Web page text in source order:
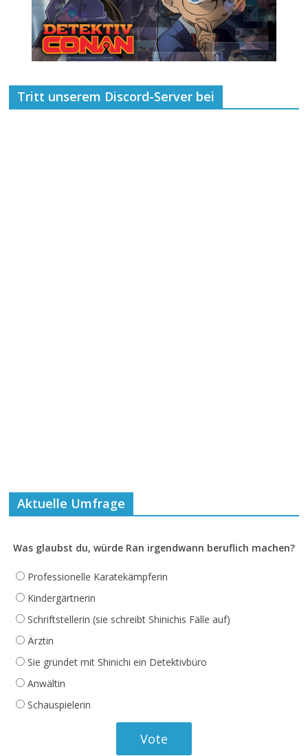
Tritt unserem Discord-Server bei
Aktuelle Umfrage
Was glaubst du, würde Ran irgendwann beruflich machen?
Professionelle Karatekämpferin
Kindergärtnerin
Schriftstellerin (sie schreibt Shinichis Fälle auf)
Ärztin
Sie gründet mit Shinichi ein Detektivbüro
Anwältin
Schauspielerin